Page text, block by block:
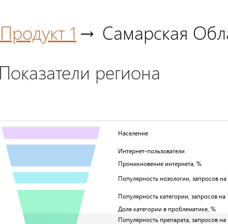
Продукт 1
Самарская
региона
Население
Интернет-пользователи
Проникновение интернета, %
Популярность нозологии, запросов на
Популярность категории, запросов на
Доля категории в проблематике, %
Популярность препарата, запросов на